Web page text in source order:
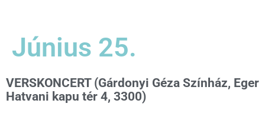
Június 25.
VERSKONCERT (Gárdonyi Géza Színház, Eger
Hatvani kapu tér 4, 3300)